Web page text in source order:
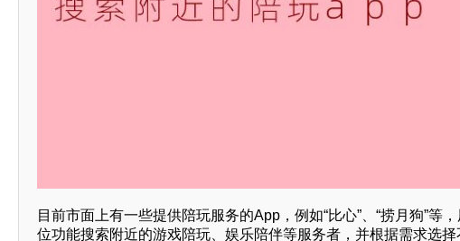
目前市面上有一些提供陪玩服务的App，例如“比心”、“捞月狗”等
位功能搜索附近的游戏陪玩、娱乐陪伴等服务者，并根据需求选